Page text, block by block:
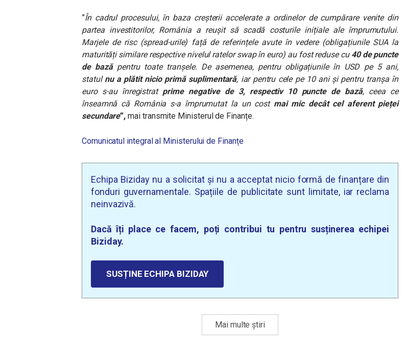
”În cadrul procesului, în baza creșterii accelerate a ordinelor de cumpărare venite din
partea investitorilor, România a reușit să scadă costurile inițiale ale împrumutului.
Marjele de risc (spread-urile) față de referințele avute în vedere (obligațiunile SUA la
maturități similare respective nivelul ratelor swap în euro) au fost reduse cu 40 de puncte
de bazăpentru toate tranșele. De asemenea, pentru obligațiunile în USD pe 5 ani,
statul nu a plătit nicio primă suplimentară, iar pentru cele pe 10 ani și pentru tranșa în
euro s-au înregistrat prime negative de 3, respectiv 10 puncte de bază, ceea ce
înseamnă că România s-a împrumutat la un cost mai mic decât cel aferent pieței
secundare”,mai transmite Ministerul de Finanțe.
Comunicatul integral al Ministerului de Finanțe
Echipa Biziday nu a solicitat și nu a acceptat nicio formă de finanțare din
fonduri guvernamentale. Spațiile de publicitate sunt limitate, iar reclama
neinvazivă.
Dacă îți place ce facem, poți contribui tu pentru susținerea echipei
Biziday.
SUSȚINE ECHIPA BIZIDAY
Mai multe știri